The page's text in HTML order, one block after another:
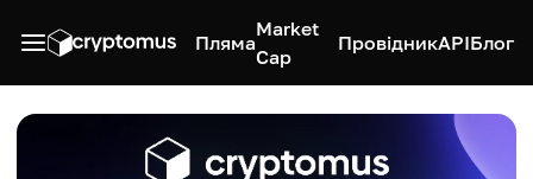
Пляма
Market
Cap
ПровідникAPIБлог